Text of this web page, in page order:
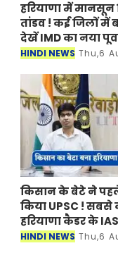
हरियाणा में मानसून
तांडव ! कई जिलों में
देखें IMD का नया
HINDI NEWS Thu,6
किसान के बेटे ने
किया UPSC ! सबसे
हरियाणा कैडर के
HINDI NEWS Thu,6